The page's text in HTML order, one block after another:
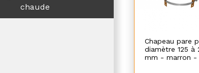
chaude
Chapeau pare
diamètre 125 à
mm - marron -